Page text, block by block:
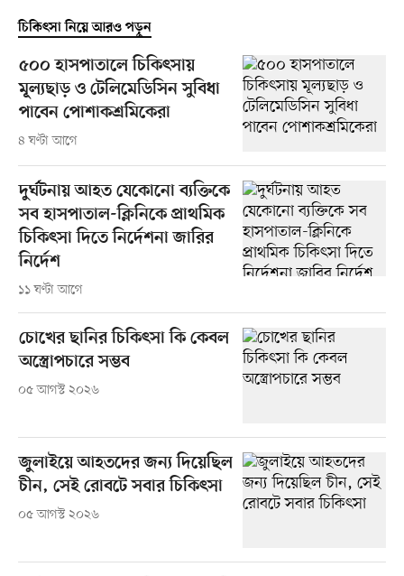
চিকিৎসা নিয়ে আরও পড়ুন
৫০০ হাসপাতালে চিকিৎসায়
মূল্যছাড় ও টেলিমেডিসিন সুবিধা
পাবেন পোশাকশ্রমিকেরা
৪ ঘণ্টা আগে
দুর্ঘটনায় আহত যেকোনো ব্যক্তিকে
সব হাসপাতাল-ক্লিনিকে প্রাথমিক
চিকিৎসা দিতে নির্দেশনা জারির
নির্দেশ
১১ ঘণ্টা আগে
চোখের ছানির চিকিৎসা কি কেবল
অস্ত্রোপচারে সম্ভব
০৫ আগস্ট ২০২৬
জুলাইয়ে আহতদের জন্য দিয়েছিল
চীন, সেই রোবটে সবার চিকিৎসা
০৫ আগস্ট ২০২৬